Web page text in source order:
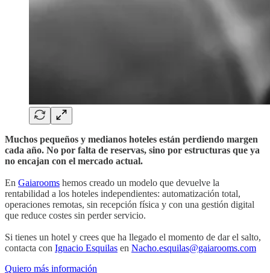
Muchos pequeños y medianos hoteles están perdiendo margen
cada año. No por falta de reservas, sino por estructuras que ya
no encajan con el mercado actual.
En Gaiarooms hemos creado un modelo que devuelve la
rentabilidad a los hoteles independientes: automatización total,
operaciones remotas, sin recepción física y con una gestión digital
que reduce costes sin perder servicio.
Si tienes un hotel y crees que ha llegado el momento de dar el salto,
contacta con Ignacio Esquilas en Nacho.esquilas@gaiarooms.com
Quiero más información